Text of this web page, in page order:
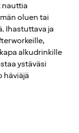
nauttia
oluen tai
Ihastuttava ja
alkudrinkille
ystäväsi
häviäjä